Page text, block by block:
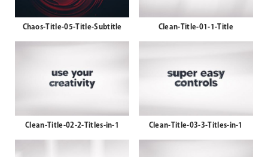
Chaos-Title-05-Title-Subtitle Clean-Title-01-1-Title
Clean-Title-02-2-Titles-in-1 Clean-Title-03-3-Titles-in-1